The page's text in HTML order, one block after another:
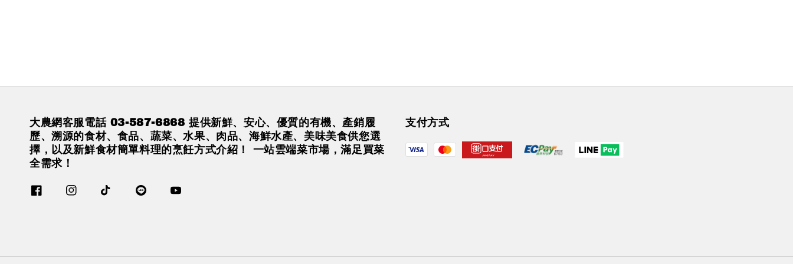
大農網客服電話 03-587-6868 提供新鮮、安心、優質的有機、產銷履
歷、溯源的食材、食品、蔬菜、水果、肉品、海鮮水產、美味美食供您選
擇，以及新鮮食材簡單料理的烹飪方式介紹！ 一站雲端菜市場，滿足買菜
全需求！
支付方式